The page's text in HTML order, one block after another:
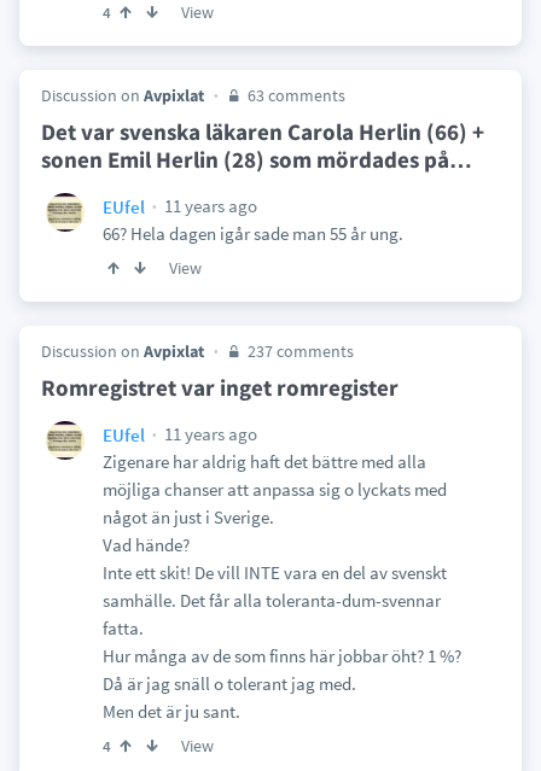
4 View
Discussion on Avpixlat 63 comments
Det var svenska läkaren Carola Herlin (66) +
sonen Emil Herlin (28) som mördades på…
EUfel
11 years ago
66? Hela dagen igår sade man 55 år ung.
View
Discussion on Avpixlat 237 comments
Romregistret var inget romregister
EUfel
11 years ago
Zigenare har aldrig haft det bättre med alla
möjliga chanser att anpassa sig o lyckats med
något än just i Sverige.
Vad hände?
Inte ett skit! De vill INTE vara en del av svenskt
samhälle. Det får alla toleranta-dum-svennar
fatta.
Hur många av de som finns här jobbar öht? 1 %?
Då är jag snäll o tolerant jag med.
Men det är ju sant.
4 View